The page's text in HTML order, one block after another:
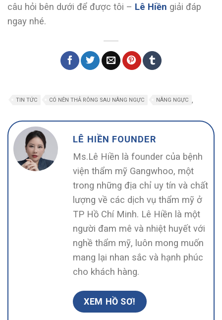
câu hỏi bên dưới để được tôi – Lê Hiền giải đáp
ngay nhé.
TIN TỨC CÓ NÊN THẢ RÔNG SAU NÂNG NGỰC ,
NÂNG NGỰC
LÊ HIỀN FOUNDER
Ms.Lê Hiền là founder của bệnh
viện thẩm mỹ Gangwhoo, một
trong những địa chỉ uy tín và chất
lượng về các dịch vụ thẩm mỹ ở
TP Hồ Chí Minh. Lê Hiền là một
người đam mê và nhiệt huyết với
nghề thẩm mỹ, luôn mong muốn
mang lại nhan sắc và hạnh phúc
cho khách hàng.
XEM HỒ SƠ!